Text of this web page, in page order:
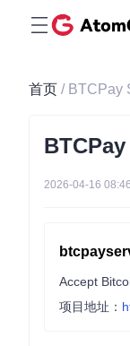
首页 / BTCPay
2026-04-16
Accept
项目地址：